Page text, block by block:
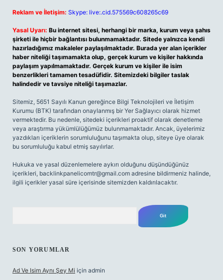
Reklam ve İletişim: Skype: live:.cid.575569c608265c69
Yasal Uyarı: Bu internet sitesi, herhangi bir marka, kurum veya şahıs
şirketi ile hiçbir bağlantısı bulunmamaktadır. Sitede yalnızca kendi
hazırladığımız makaleler paylaşılmaktadır. Burada yer alan içerikler
haber niteliği taşımamakta olup, gerçek kurum ve kişiler hakkında
paylaşım yapılmamaktadır. Gerçek kurum ve kişiler ile isim
benzerlikleri tamamen tesadüfidir. Sitemizdeki bilgiler taslak
halindedir ve tavsiye niteliği taşımazlar.
Sitemiz, 5651 Sayılı Kanun gereğince Bilgi Teknolojileri ve İletişim
Kurumu (BTK) tarafından onaylanmış bir Yer Sağlayıcı olarak hizmet
vermektedir. Bu nedenle, sitedeki içerikleri proaktif olarak denetleme
veya araştırma yükümlülüğümüz bulunmamaktadır. Ancak, üyelerimiz
yazdıkları içeriklerin sorumluluğunu taşımakta olup, siteye üye olarak
bu sorumluluğu kabul etmiş sayılırlar.
Hukuka ve yasal düzenlemelere aykırı olduğunu düşündüğünüz
içerikleri, backlinkpanelicomtr@gmail.com adresine bildirmeniz halinde,
ilgili içerikler yasal süre içerisinde sitemizden kaldırılacaktır.
SON YORUMLAR
Ad Ve Isim Aynı Şey Mi için admin